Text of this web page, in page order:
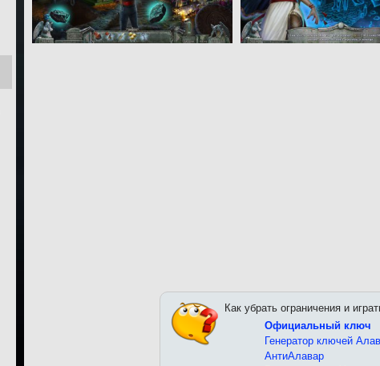
Как убрать ограничения и
Официальный ключ
Генератор ключей
АнтиАлавар